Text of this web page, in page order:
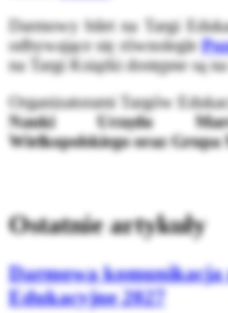
Darmowy bilet na Targi
odbywające się równolegle
na Targi Książki dostępne są
Organizatorami Targów
Nauki
Urzędu
Wielkopolskiego oraz Grupa
Ostatnie artykuły
Darmowa komunikacja
Edukacyjne 2027